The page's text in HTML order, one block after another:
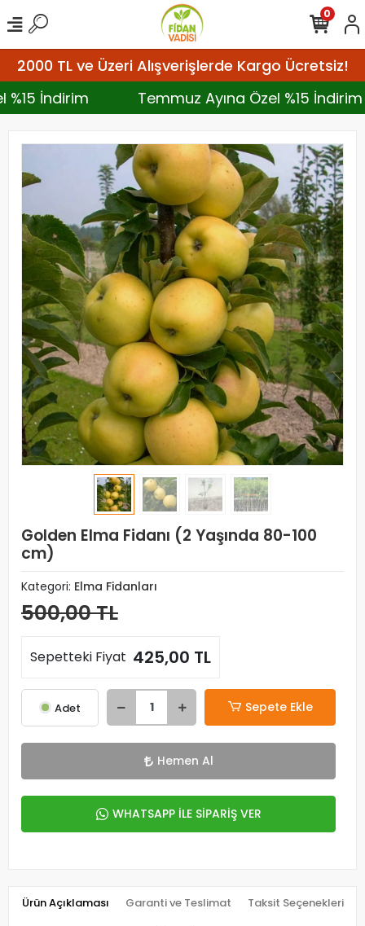
2000 TL ve Üzeri Alışverişlerde Kargo Ücretsiz!
%15 İndirim
Temmuz Ayına Özel %15
0
Golden Elma Fidanı (2 Yaşında 80-100
cm)
Kategori: Elma Fidanları
500,00 TL
Sepetteki Fiyat 425,00 TL
Adet Sepete Ekle
Hemen Al
WHATSAPP İLE SİPARİŞ VER
Ürün Açıklaması Garanti ve Teslimat Taksit Seçenekleri